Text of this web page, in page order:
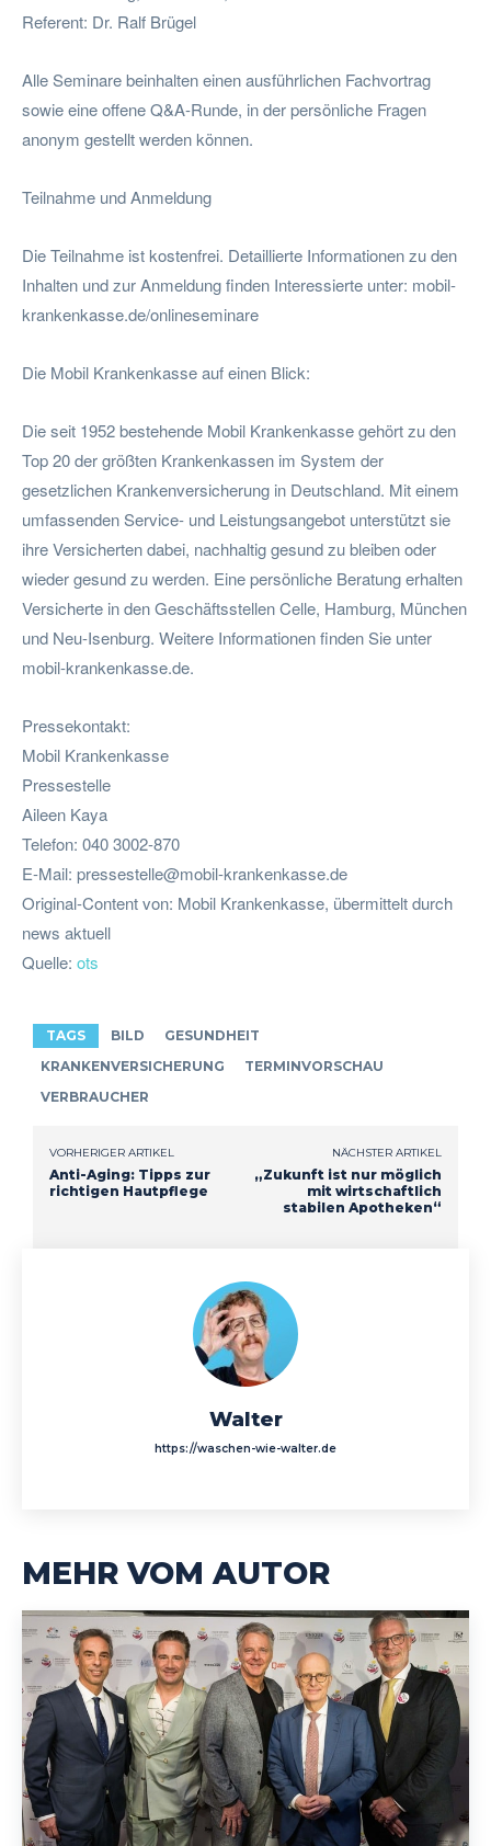
Referent: Dr. Ralf Brügel
Alle Seminare beinhalten einen ausführlichen Fachvortrag
sowie eine offene Q&A-Runde, in der persönliche Fragen
anonym gestellt werden können.
Teilnahme und Anmeldung
Die Teilnahme ist kostenfrei. Detaillierte Informationen zu den
Inhalten und zur Anmeldung finden Interessierte unter: mobil-
krankenkasse.de/onlineseminare
Die Mobil Krankenkasse auf einen Blick:
Die seit 1952 bestehende Mobil Krankenkasse gehört zu den
Top 20 der größten Krankenkassen im System der
gesetzlichen Krankenversicherung in Deutschland. Mit einem
umfassenden Service- und Leistungsangebot unterstützt sie
ihre Versicherten dabei, nachhaltig gesund zu bleiben oder
wieder gesund zu werden. Eine persönliche Beratung erhalten
Versicherte in den Geschäftsstellen Celle, Hamburg, München
und Neu-Isenburg. Weitere Informationen finden Sie unter
mobil-krankenkasse.de.
Pressekontakt:
Mobil Krankenkasse
Pressestelle
Aileen Kaya
Telefon: 040 3002-870
E-Mail: pressestelle@mobil-krankenkasse.de
Original-Content von: Mobil Krankenkasse, übermittelt durch
news aktuell
Quelle: ots
TAGS BILD
GESUNDHEIT
KRANKENVERSICHERUNG
TERMINVORSCHAU
VERBRAUCHER
VORHERIGER ARTIKEL
Anti-Aging: Tipps zur
richtigen Hautpflege
NÄCHSTER ARTIKEL
„Zukunft ist nur möglich
mit wirtschaftlich
stabilen Apotheken“
Walter
https://waschen-wie-walter.de
MEHR VOM AUTOR